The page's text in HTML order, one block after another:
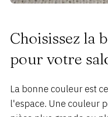
Choisissez la
pour votre
La bonne couleur est
l'espace. Une couleur